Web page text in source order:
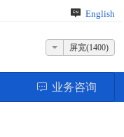
English
屏宽(1400)
业务咨询